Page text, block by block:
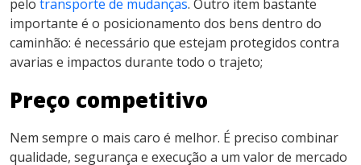
pelo transporte de mudanças. Outro item bastante
importante é o posicionamento dos bens dentro do
caminhão: é necessário que estejam protegidos contra
avarias e impactos durante todo o trajeto;
Preço competitivo
Nem sempre o mais caro é melhor. É preciso combinar
qualidade, segurança e execução a um valor de mercado